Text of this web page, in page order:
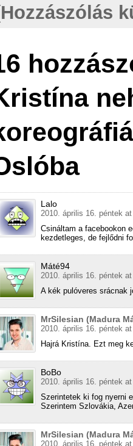
Lalo
2010. április 16. péntek
Csináltam a facebookon
kezdetleges, de fejlődni
Máté94
2010. április 16. péntek
A kék pulóveres srácnak
MrSilesian (Madura
2010. április 16. péntek
Hajrá Kristína. Ezt meg
BoBo
2010. április 16. péntek
Szerintetek ki fog nyerni
Szerintem Szlovákia,
MrSilesian (Madura
2010. április 16. péntek